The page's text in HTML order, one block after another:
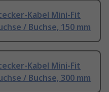
Kabel Mini-Fit
/ Buchse, 150 mm
Kabel Mini-Fit
/ Buchse, 300 mm